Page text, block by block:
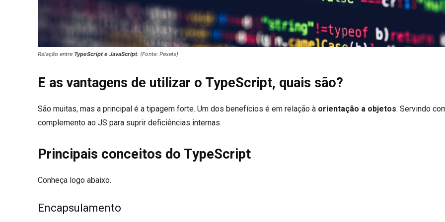
Relação entre TypeScript e JavaScript. (Fonte: Pexels)
E as vantagens de utilizar o TypeScript, quais são?
São muitas, mas a principal é a tipagem forte. Um dos benefícios é em relação à orientação a objetos. Servindo
complemento ao JS para suprir deficiências internas.
Principais conceitos do TypeScript
Conheça logo abaixo.
Encapsulamento